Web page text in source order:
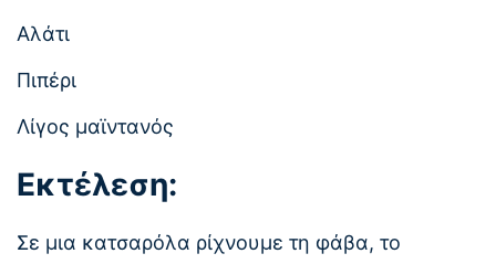
Αλάτι
Πιπέρι
Λίγος μαϊντανός
Εκτέλεση:
Σε μια κατσαρόλα ρίχνουμε τη φάβα, το